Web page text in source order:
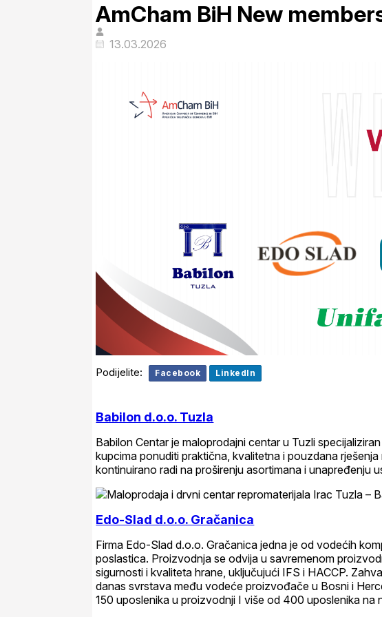
AmCham BiH New
13.03.2026
Podijelite: Facebook LinkedIn
Babilon d.o.o. Tuzla
Babilon Centar je maloprodajni centar u Tuzli
kupcima ponuditi praktična, kvalitetna i pouzdana
kontinuirano radi na proširenju asortimana i
Edo-Slad d.o.o. Gračanica
Firma Edo-Slad d.o.o. Gračanica jedna je od vodećih
poslastica. Proizvodnja se odvija u savremenom
sigurnosti i kvaliteta hrane, uključujući IFS i HACCP.
danas svrstava među vodeće proizvođače u Bosni i
150 uposlenika u proizvodnji I više od 400 uposlenika na